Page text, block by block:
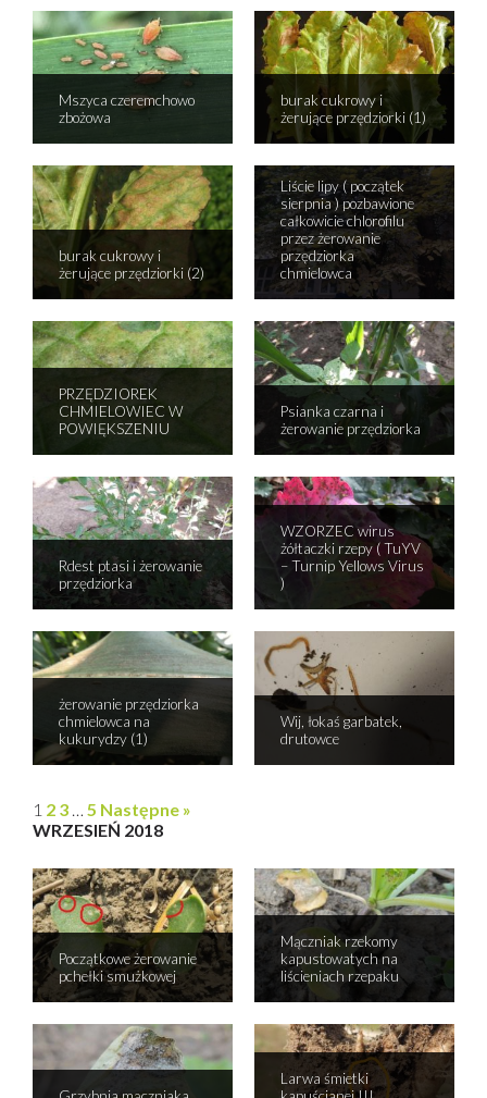
Mszyca czeremchowo
zbożowa
burak cukrowy i
żerujące przędziorki (1)
burak cukrowy i
żerujące przędziorki (2)
Liście lipy ( początek
sierpnia ) pozbawione
całkowicie chlorofilu
przez żerowanie
przędziorka
chmielowca
PRZĘDZIOREK
CHMIELOWIEC W
POWIĘKSZENIU
Psianka czarna i
żerowanie przędziorka
Rdest ptasi i żerowanie
przędziorka
WZORZEC wirus
żółtaczki rzepy ( TuYV
– Turnip Yellows Virus
)
żerowanie przędziorka
chmielowca na
kukurydzy (1)
Wij, łokaś garbatek,
drutowce
1 2 3 … 5 Następne »
WRZESIEŃ 2018
Początkowe żerowanie
pchełki smużkowej
Mączniak rzekomy
kapustowatych na
liścieniach rzepaku
Larwa śmietki